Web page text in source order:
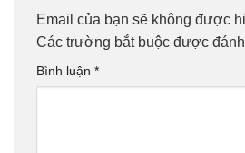
Email của bạn sẽ không được
Các trường bắt buộc được
Bình luận *